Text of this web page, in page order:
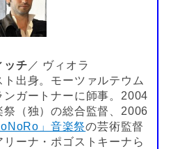
ッチ ／ ヴィオラ
出身。モーツァルテウム
ガートナーに師事。2004
（独）の総合監督、2006
」音楽祭の芸術監督
ーナ・ポゴストキーナら